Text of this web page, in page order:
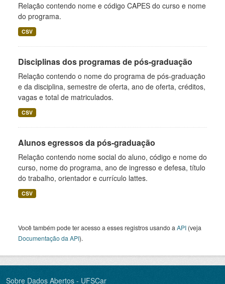
Relação contendo nome e código CAPES do curso e nome
do programa.
CSV
Disciplinas dos programas de pós-graduação
Relação contendo o nome do programa de pós-graduação
e da disciplina, semestre de oferta, ano de oferta, créditos,
vagas e total de matriculados.
CSV
Alunos egressos da pós-graduação
Relação contendo nome social do aluno, código e nome do
curso, nome do programa, ano de ingresso e defesa, título
do trabalho, orientador e currículo lattes.
CSV
Você também pode ter acesso a esses registros usando a API (veja
Documentação da API).
Sobre Dados Abertos - UFSCar